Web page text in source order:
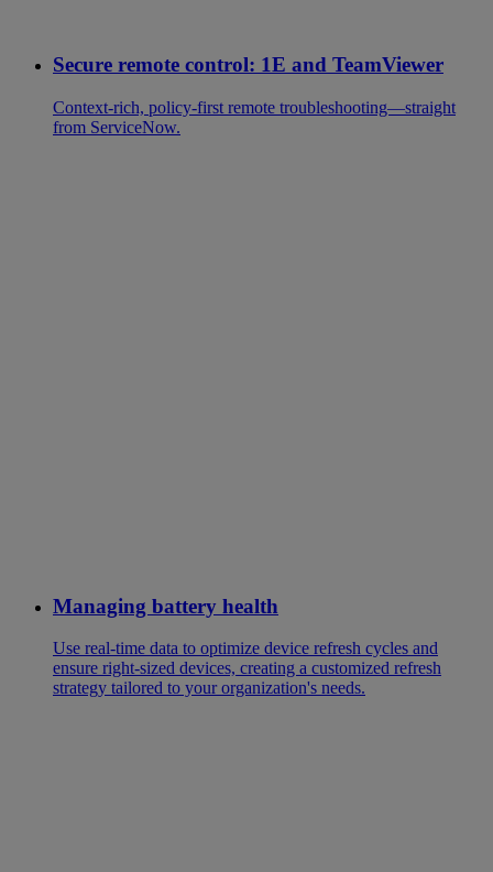
Secure remote control: 1E and TeamViewer
Context-rich, policy-first remote troubleshooting—straight
from ServiceNow.
Managing battery health
Use real-time data to optimize device refresh cycles and
ensure right-sized devices, creating a customized refresh
strategy tailored to your organization's needs.